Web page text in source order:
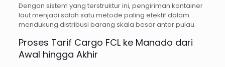
Dengan sistem yang terstruktur ini, pengiriman kontainer
laut menjadi salah satu metode paling efektif dalam
mendukung distribusi barang skala besar antar pulau.
Proses Tarif Cargo FCL ke Manado dari
Awal hingga Akhir